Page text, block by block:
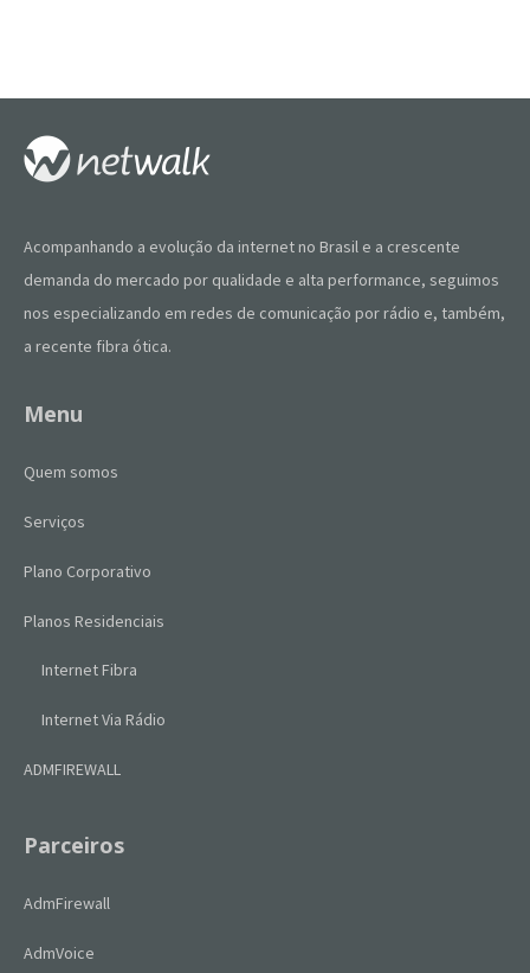
Acompanhando a evolução da internet no Brasil e a crescente
demanda do mercado por qualidade e alta performance, seguimos
nos especializando em redes de comunicação por rádio e, também,
a recente fibra ótica.
Menu
Quem somos
Serviços
Plano Corporativo
Planos Residenciais
Internet Fibra
Internet Via Rádio
ADMFIREWALL
Parceiros
AdmFirewall
AdmVoice